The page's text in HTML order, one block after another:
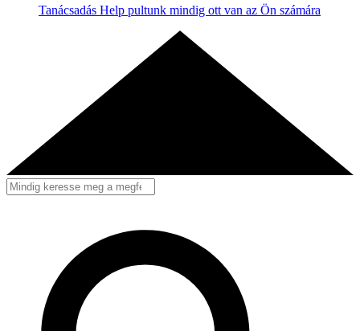
Tanácsadás Help pultunk mindig ott van az Ön számára